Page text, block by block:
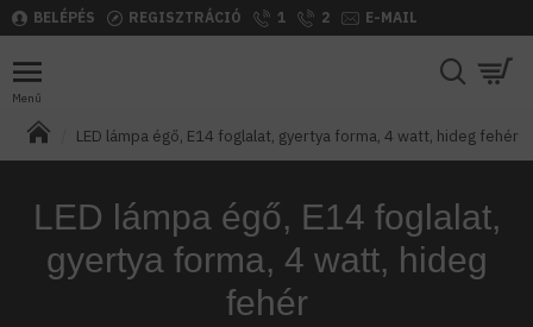
BELÉPÉS REGISZTRÁCIÓ 1 2 E-MAIL
LED lámpa égő, E14 foglalat, gyertya forma, 4 watt, hideg fehér
LED lámpa égő, E14 foglalat,
gyertya forma, 4 watt, hideg
fehér